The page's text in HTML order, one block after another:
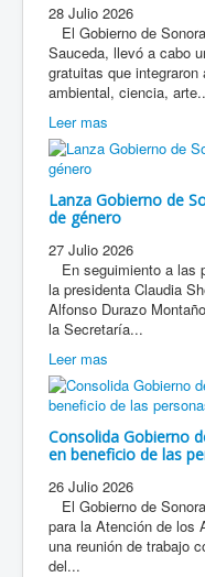
28 Julio 2026
El Gobierno de
Sauceda, llevó a cabo
gratuitas que
ambiental, ciencia,
Leer mas
Lanza Gobierno de
de género
27 Julio 2026
En seguimiento a las
la presidenta Claudia
Alfonso Durazo
la Secretaría...
Leer mas
Consolida Gobierno
en beneficio de las
26 Julio 2026
El Gobierno de
para la Atención de los
una reunión de trabajo
del...